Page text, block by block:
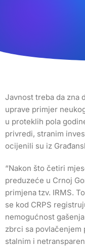
Javnost treba da zna
uprave primjer
u proteklih pola
privredi, stranim
ocijenili su iz
“Nakon što četiri
preduzeće u Crnoj
primjena tzv. IRMS.
se kod CRPS
nemogućnost
zbrci sa povlačenjem
stalnim i